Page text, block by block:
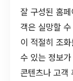
잘 구성된 홈
객은 실망할
이 적절히 조
수 있는 정보
콘텐츠나 고객